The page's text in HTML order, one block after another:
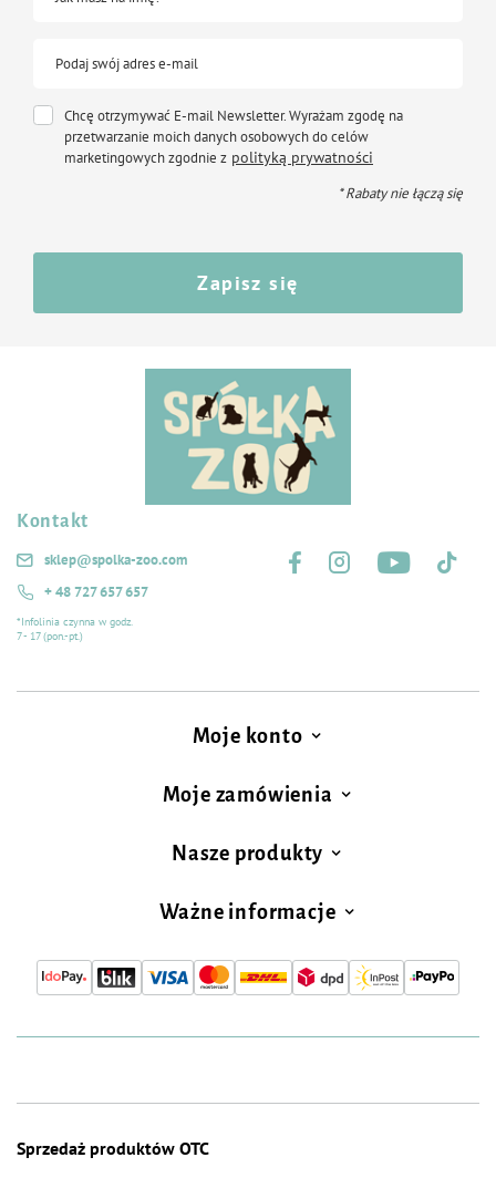
Podaj swój adres e-mail
Chcę otrzymywać E-mail Newsletter. Wyrażam zgodę na
przetwarzanie moich danych osobowych do celów
marketingowych zgodnie z polityką prywatności
* Rabaty nie łączą się
Zapisz się
Kontakt
sklep@spolka-zoo.com
+ 48 727 657 657
*Infolinia czynna w godz.
7 - 17 (pon.-pt.)
Moje konto
Moje zamówienia
Nasze produkty
Ważne informacje
Sprzedaż produktów OTC